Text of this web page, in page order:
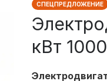
СПЕЦПРЕДЛОЖЕНИЕ
кВт